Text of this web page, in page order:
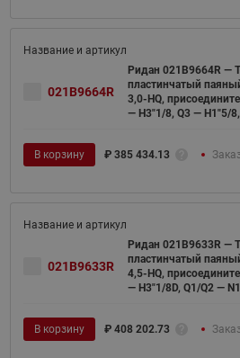
021B9664R
Ридан 021B9664R —
пластинчатый
3,0-HQ,
— H3"1/8, Q3 — H1"5/
В корзину ₽ 385 434.13
021B9633R
Ридан 021B9633R —
пластинчатый
4,5-HQ,
— H3"1/8D, Q1/Q2 —
В корзину ₽ 408 202.73